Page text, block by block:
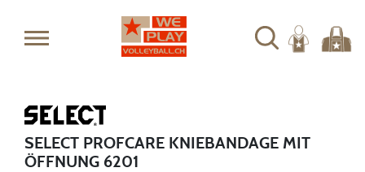
SELECT PROFCARE KNIEBANDAGE MIT
ÖFFNUNG 6201